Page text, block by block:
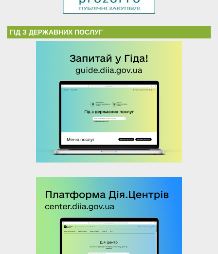
ГІД З ДЕРЖАВНИХ ПОСЛУГ